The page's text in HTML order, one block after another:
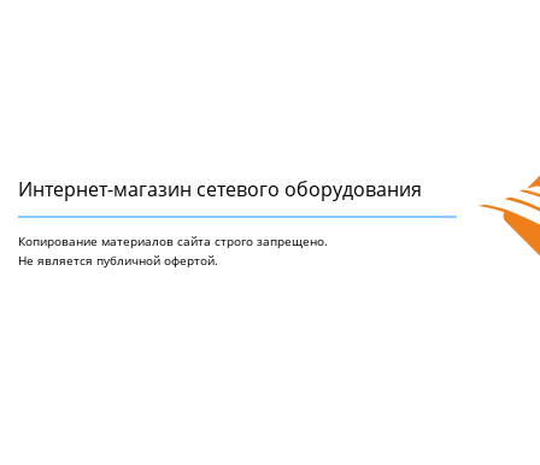
Интернет-магазин сетeвого оборудования
Копирование материалов сайта строго запрещено.
Не является публичной офертой.